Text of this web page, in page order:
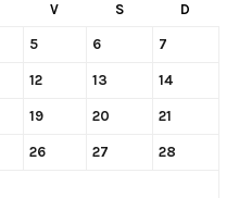
V S D
5 6 7
12 13 14
19 20 21
26 27 28